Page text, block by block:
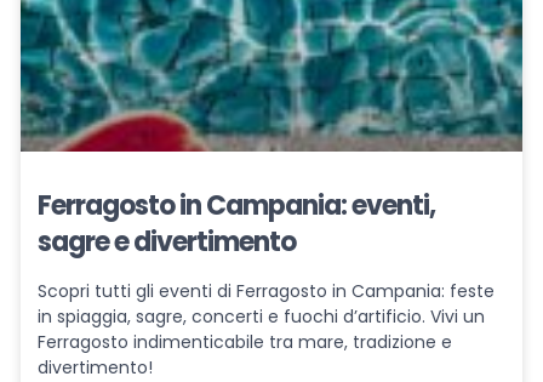
Ferragosto in Campania: eventi,
sagre e divertimento
Scopri tutti gli eventi di Ferragosto in Campania: feste
in spiaggia, sagre, concerti e fuochi d’artificio. Vivi un
Ferragosto indimenticabile tra mare, tradizione e
divertimento!